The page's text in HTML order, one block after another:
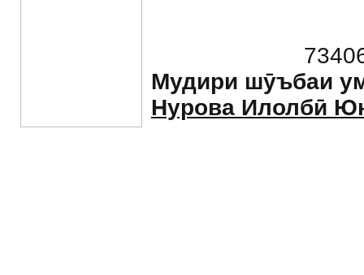
Мудири шӯъбаи
Нурова Илолбӣ